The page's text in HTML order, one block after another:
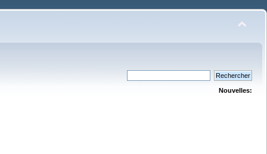
Nouvelles: